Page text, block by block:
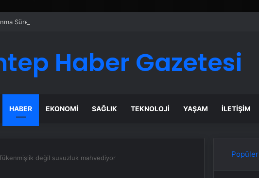
Sürecinde Doğru Strateji
Haber Gazetesi
HABER EKONOMI SAĞLIK TEKNOLOJI YAŞAM İLETIŞIM
değil susuzluk mahvediyor Popüler